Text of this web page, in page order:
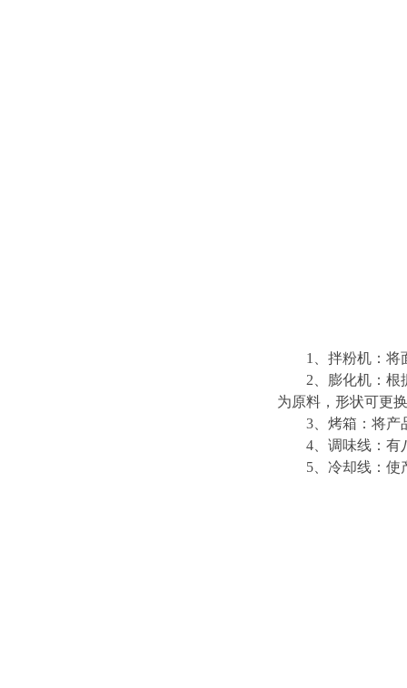
1、拌粉机：将面
2、膨化机：根据
为原料，形状可更
3、烤箱：将产品
4、调味线：有八
5、冷却线：使产